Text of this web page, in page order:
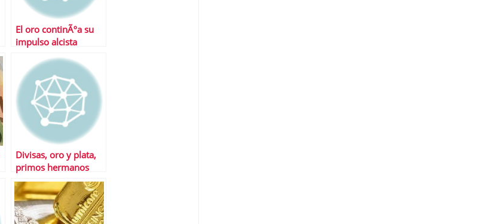
El oro continÃºa su
impulso alcista
Divisas, oro y plata,
primos hermanos